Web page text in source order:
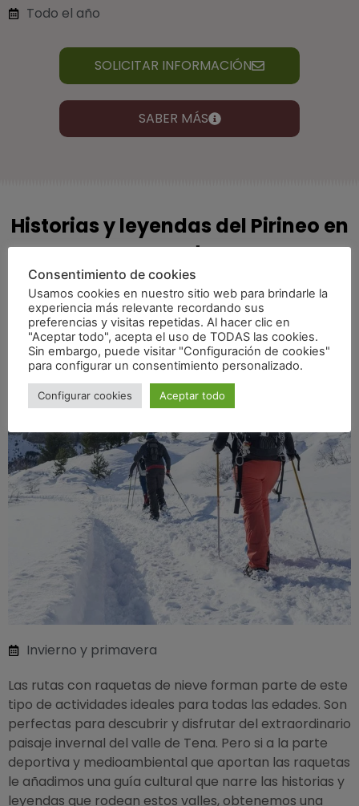
Todo el año
SABER MÁS
SOLICITAR INFORMACIÓN
Invierno y primavera
Las rutas con raquetas de nieve forman parte de este
tipo de actividades ideales para todas las edades. Son
perfectas para descubrir y disfrutar del extraordinario
paisaje invernal del valle de Tena. Pero si a la parte
deportiva y medioambiental que aportan las raquetas
le añadimos una guía cultural que narre las historias y
leyendas que rodean estos valles, obtenemos una
Historias y leyendas del Pirineo en
raquetas
Consentimiento de cookies
Usamos cookies en nuestro sitio web para brindarle la
experiencia más relevante recordando sus
preferencias y visitas repetidas. Al hacer clic en
"Aceptar todo", acepta el uso de TODAS las cookies.
Sin embargo, puede visitar "Configuración de cookies"
para configurar un consentimiento personalizado.
Configurar cookies Aceptar todo